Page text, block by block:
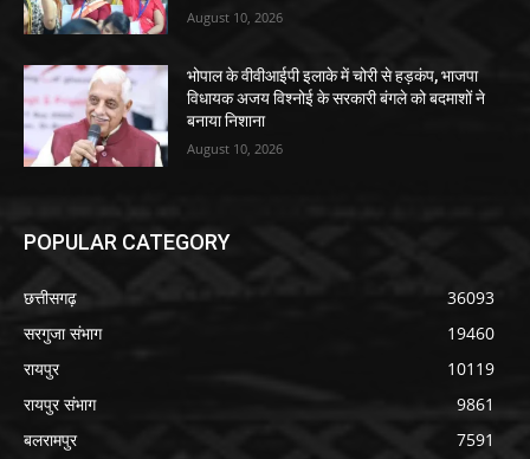
August 10, 2026
भोपाल के वीवीआईपी इलाके में चोरी से हड़कंप, भाजपा
विधायक अजय विश्नोई के सरकारी बंगले को बदमाशों ने
बनाया निशाना
August 10, 2026
POPULAR CATEGORY
छत्तीसगढ़
36093
सरगुजा संभाग
19460
रायपुर
10119
रायपुर संभाग
9861
बलरामपुर
7591